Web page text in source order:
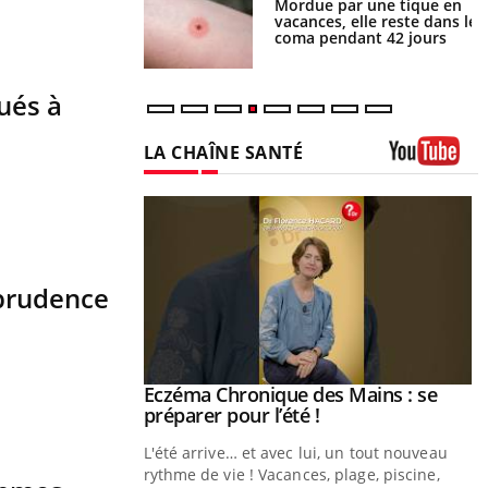
à
Mordue par une tique en
vacances, elle reste dans le
coma pendant 42 jours
LA CHAÎNE SANTÉ
Youtube
Eczéma Chronique des Mains : se
préparer pour l’été !Youtube
L'été arrive… et avec lui, un tout nouveau
rythme de vie ! Vacances, plage, piscine,